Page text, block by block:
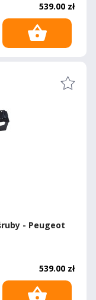
539.00 zł
- Peugeot
539.00 zł